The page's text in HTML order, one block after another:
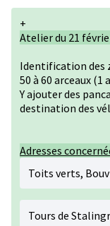
+
Atelier du 21
Identification des
50 à 60 arceaux (1
Y ajouter des
destination des
Adresses
Toits verts,
Tours de